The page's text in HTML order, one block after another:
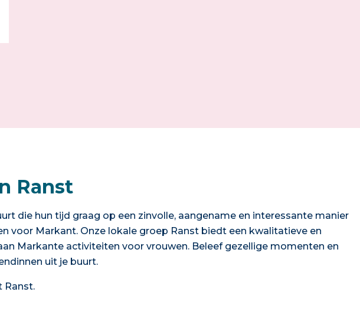
Ranst
die hun tijd graag op een zinvolle, aangename en interessante manier
voor Markant. Onze lokale groep Ranst biedt een kwalitatieve en
Markante activiteiten voor vrouwen. Beleef gezellige momenten en
uit je buurt.
Ranst.